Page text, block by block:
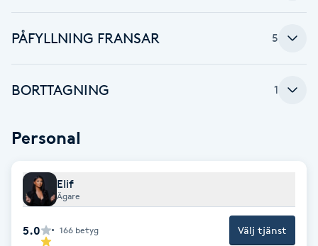
Slingor
Spa-manikyr
Spa-pedikyr
PÅFYLLNING FRANSAR 5
BORTTAGNING 1
Personal
Elif
Ägare
5.0 166 betyg Välj tjänst